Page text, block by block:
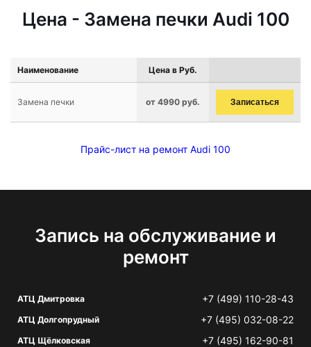
Цена - Замена печки Audi 100
Наименование Цена в Руб.
Замена печки от 4990 руб. Записаться
Прайс-лист на ремонт Audi 100
Запись на обслуживание и
ремонт
АТЦ Дмитровка +7 (499) 110-28-43
АТЦ Долгопрудный +7 (495) 032-08-22
АТЦ Щёлковская +7 (495) 162-90-81